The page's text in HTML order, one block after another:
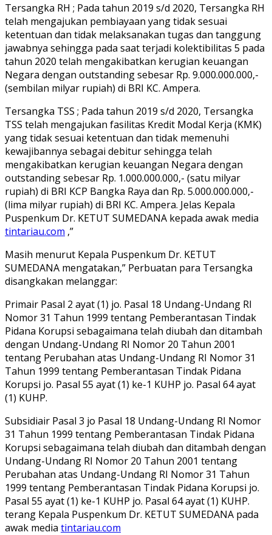
Tersangka RH ; Pada tahun 2019 s/d 2020, Tersangka RH
telah mengajukan pembiayaan yang tidak sesuai
ketentuan dan tidak melaksanakan tugas dan tanggung
jawabnya sehingga pada saat terjadi kolektibilitas 5 pada
tahun 2020 telah mengakibatkan kerugian keuangan
Negara dengan outstanding sebesar Rp. 9.000.000.000,-
(sembilan milyar rupiah) di BRI KC. Ampera.
Tersangka TSS ; Pada tahun 2019 s/d 2020, Tersangka
TSS telah mengajukan fasilitas Kredit Modal Kerja (KMK)
yang tidak sesuai ketentuan dan tidak memenuhi
kewajibannya sebagai debitur sehingga telah
mengakibatkan kerugian keuangan Negara dengan
outstanding sebesar Rp. 1.000.000.000,- (satu milyar
rupiah) di BRI KCP Bangka Raya dan Rp. 5.000.000.000,-
(lima milyar rupiah) di BRI KC. Ampera. Jelas Kepala
Puspenkum Dr. KETUT SUMEDANA kepada awak media
tintariau.com ,”
Masih menurut Kepala Puspenkum Dr. KETUT
SUMEDANA mengatakan,” Perbuatan para Tersangka
disangkakan melanggar:
Primair Pasal 2 ayat (1) jo. Pasal 18 Undang-Undang RI
Nomor 31 Tahun 1999 tentang Pemberantasan Tindak
Pidana Korupsi sebagaimana telah diubah dan ditambah
dengan Undang-Undang RI Nomor 20 Tahun 2001
tentang Perubahan atas Undang-Undang RI Nomor 31
Tahun 1999 tentang Pemberantasan Tindak Pidana
Korupsi jo. Pasal 55 ayat (1) ke-1 KUHP jo. Pasal 64 ayat
(1) KUHP.
Subsidiair Pasal 3 jo Pasal 18 Undang-Undang RI Nomor
31 Tahun 1999 tentang Pemberantasan Tindak Pidana
Korupsi sebagaimana telah diubah dan ditambah dengan
Undang-Undang RI Nomor 20 Tahun 2001 tentang
Perubahan atas Undang-Undang RI Nomor 31 Tahun
1999 tentang Pemberantasan Tindak Pidana Korupsi jo.
Pasal 55 ayat (1) ke-1 KUHP jo. Pasal 64 ayat (1) KUHP.
terang Kepala Puspenkum Dr. KETUT SUMEDANA pada
awak media tintariau.com